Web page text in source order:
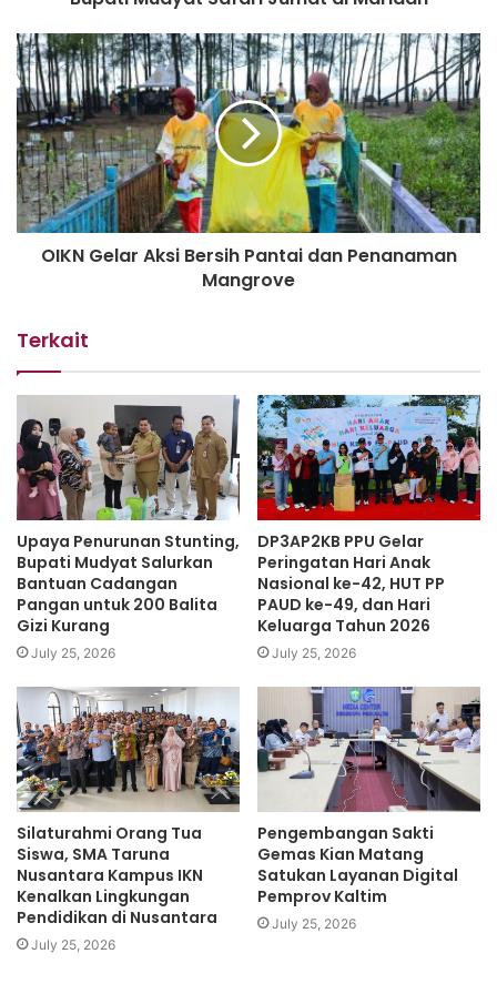
Mudyat Noor menegaskan, raihan opini WTP bukan
sekadar prestasi administratif, namun juga menjadi
motivasi bagi seluruh aparatur pemerintah daerah untuk
terus meningkatkan kualitas pelayanan publik dan
pengelolaan anggaran yang berpihak kepada masyarakat.
“Opini ini harus menjadi penyemangat bagi seluruh SKPD
agar terus bekerja secara profesional, disiplin, dan patuh
terhadap regulasi. Pengelolaan keuangan yang baik akan
berdampak pada optimalnya program pembangunan dan
pelayanan kepada masyarakat,” kata Mudyat Noor
Ia juga mengingatkan seluruh perangkat daerah agar terus
memperkuat koordinasi, meningkatkan kualitas
administrasi, serta meminimalisasi berbagai potensi
kesalahan dalam pelaksanaan kegiatan maupun pelaporan
keuangan.
“Kita ingin seluruh proses pemerintahan berjalan
transparan, tepat sasaran, dan dapat
dipertanggungjawabkan. Karena itu, budaya tertib
administrasi dan pengawasan internal harus terus
diperkuat,” tambah Mudyat.
Sementara itu, Kepala BPK RI Perwakilan Kalimantan
Timur, Mochammad Suharyanto, mengapresiasi ketepatan
waktu seluruh pemerintah daerah di Kalimantan Timur
dalam menyampaikan laporan keuangan kepada BPK.
Menurutnya, kesiapan dokumen administrasi dan
dukungan seluruh pihak sangat penting guna
memperlancar proses pemeriksaan sehingga hasil audit
dapat diselesaikan tepat waktu.
OIKN Gelar Aksi Bersih Pantai dan Penanaman
Mangrove
Terkait
Upaya Penurunan Stunting,
Bupati Mudyat Salurkan
Bantuan Cadangan
Pangan untuk 200 Balita
Gizi Kurang
July 25, 2026
DP3AP2KB PPU Gelar
Peringatan Hari Anak
Nasional ke-42, HUT PP
PAUD ke-49, dan Hari
Keluarga Tahun 2026
July 25, 2026
Silaturahmi Orang Tua
Siswa, SMA Taruna
Nusantara Kampus IKN
Kenalkan Lingkungan
Pendidikan di Nusantara
July 25, 2026
Pengembangan Sakti
Gemas Kian Matang
Satukan Layanan Digital
Pemprov Kaltim
July 25, 2026